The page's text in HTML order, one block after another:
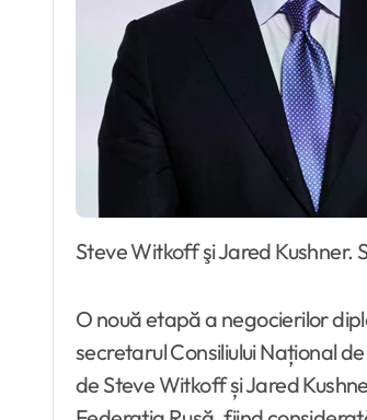
Steve Witkoff şi Jared
O nouă etapă a negocierilor
secretarul Consiliului Național
de Steve Witkoff și Jared